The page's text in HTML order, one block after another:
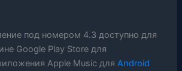
под номером 4.3 доступно для
Google Play Store для
Apple Music дляAndroid